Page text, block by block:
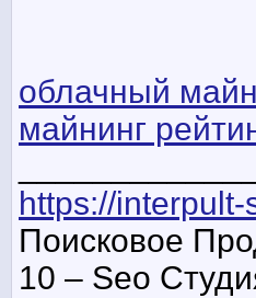
облачный
майнинг
https://
Поисковое
10 – Seo